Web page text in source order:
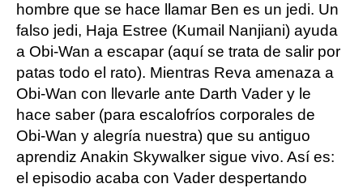
hombre que se hace llamar Ben es un jedi. Un
falso jedi, Haja Estree (Kumail Nanjiani) ayuda
a Obi-Wan a escapar (aquí se trata de salir por
patas todo el rato). Mientras Reva amenaza a
Obi-Wan con llevarle ante Darth Vader y le
hace saber (para escalofríos corporales de
Obi-Wan y alegría nuestra) que su antiguo
aprendiz Anakin Skywalker sigue vivo. Así es:
el episodio acaba con Vader despertando